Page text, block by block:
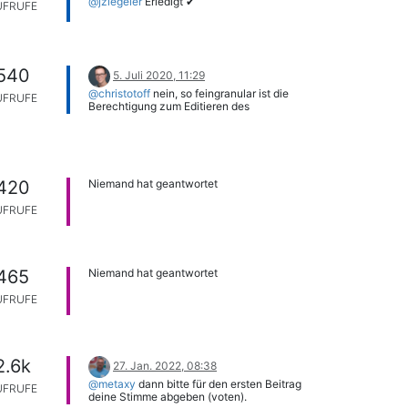
5. Juli 2020, 11:29
@christotoff nein, so feingranular ist die
Berechtigung zum Editieren des
Niemand hat geantwortet
Niemand hat geantwortet
27. Jan. 2022, 08:38
@metaxy dann bitte für den ersten Beitrag
deine Stimme abgeben (voten).